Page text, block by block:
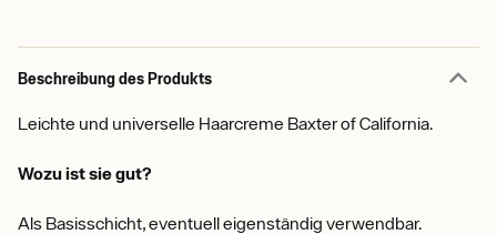
Beschreibung des Produkts
Leichte und universelle Haarcreme Baxter of California.
Wozu ist sie gut?
Als Basisschicht, eventuell eigenständig verwendbar.